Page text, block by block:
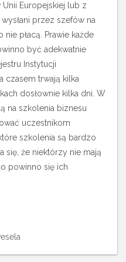
Europejskiej lub z
przez szefów na
płacą. Prawie każde
być adekwatnie
Instytucji
czasem trwają kilka
dosłownie kilka dni. W
na szkolenia biznesu
uczestnikom
szkolenia są bardzo
się, że niektórzy nie mają
powinno się ich